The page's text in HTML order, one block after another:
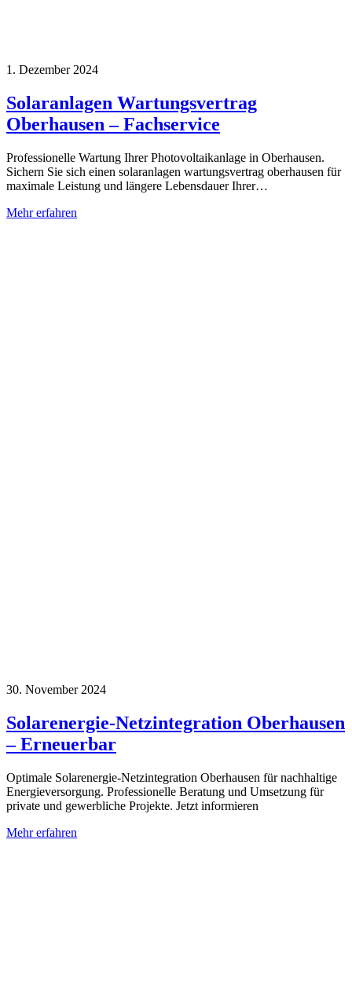
1. Dezember 2024
Solaranlagen Wartungsvertrag
Oberhausen – Fachservice
Professionelle Wartung Ihrer Photovoltaikanlage in Oberhausen.
Sichern Sie sich einen solaranlagen wartungsvertrag oberhausen für
maximale Leistung und längere Lebensdauer Ihrer…
Mehr erfahren
30. November 2024
Solarenergie-Netzintegration Oberhausen
– Erneuerbar
Optimale Solarenergie-Netzintegration Oberhausen für nachhaltige
Energieversorgung. Professionelle Beratung und Umsetzung für
private und gewerbliche Projekte. Jetzt informieren
Mehr erfahren